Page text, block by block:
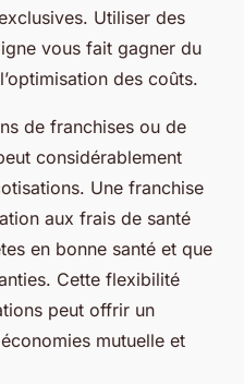
Utiliser des
vous fait gagner du
des coûts.
de franchises ou de
considérablement
Une franchise
aux frais de santé
en bonne santé et que
Cette flexibilité
peut offrir un
mutuelle et